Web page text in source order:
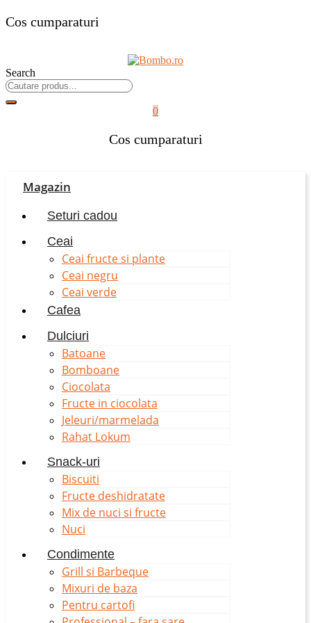
Cos cumparaturi
Search
0
Cos cumparaturi
Magazin
Seturi cadou
Ceai
Ceai fructe si plante
Ceai negru
Ceai verde
Cafea
Dulciuri
Batoane
Bomboane
Ciocolata
Fructe in ciocolata
Jeleuri/marmelada
Rahat Lokum
Snack-uri
Biscuiti
Fructe deshidratate
Mix de nuci si fructe
Nuci
Condimente
Grill si Barbeque
Mixuri de baza
Pentru cartofi